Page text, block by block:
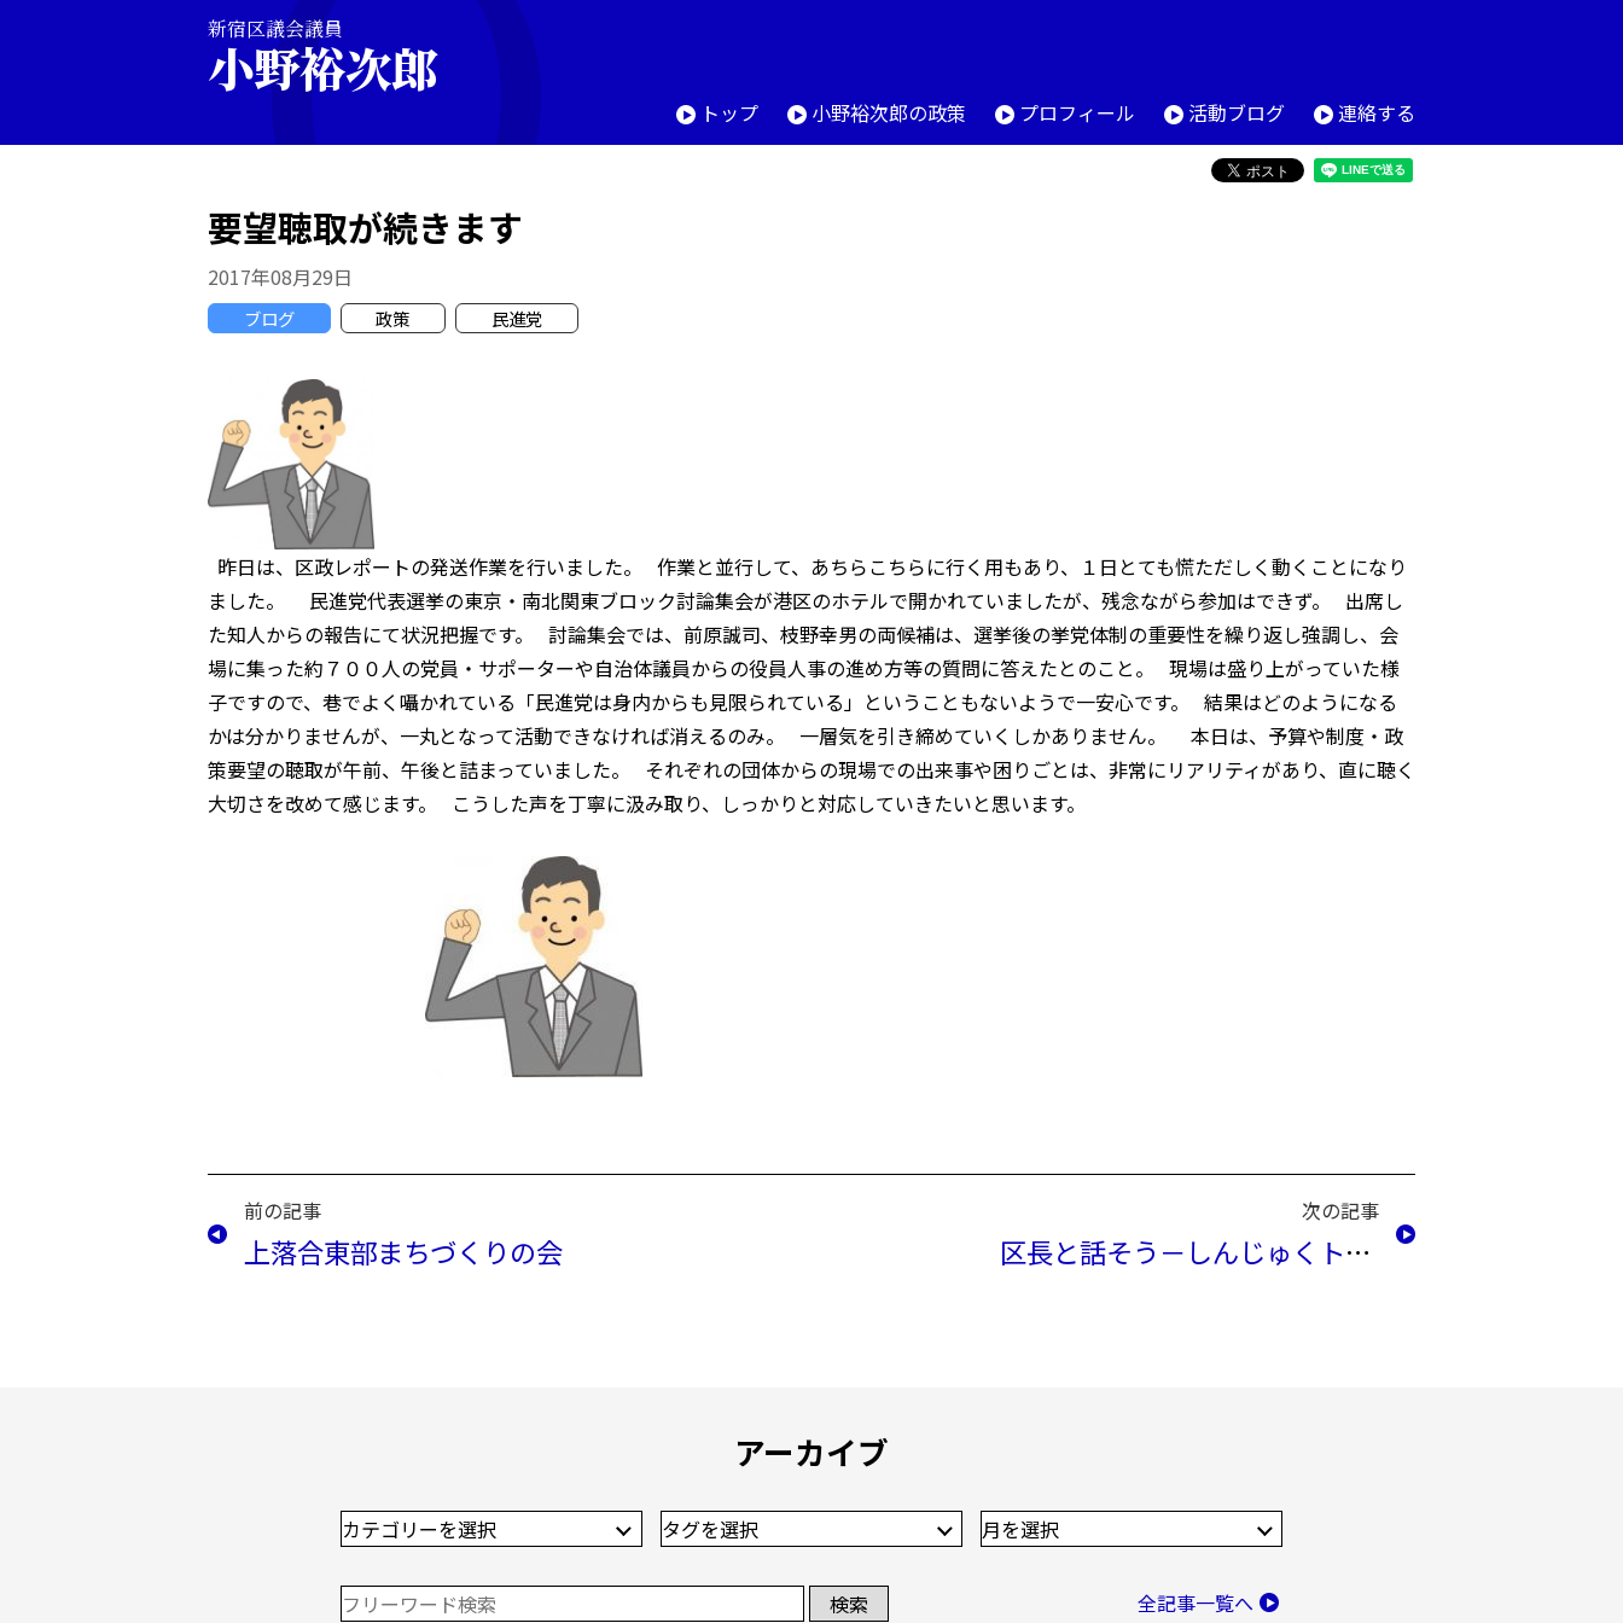
新宿区議会議員
小野裕次郎
トップ 小野裕次郎の政策 プロフィール 活動ブログ 連絡する
要望聴取が続きます
2017年08月29日
ブログ 政策 民進党
昨日は、区政レポートの発送作業を行いました。 作業と並行して、あちらこちらに行く用もあり、１日とても慌ただしく動くことになり
ました。 民進党代表選挙の東京・南北関東ブロック討論集会が港区のホテルで開かれていましたが、残念ながら参加はできず。 出席し
た知人からの報告にて状況把握です。 討論集会では、前原誠司、枝野幸男の両候補は、選挙後の挙党体制の重要性を繰り返し強調し、会
場に集った約７００人の党員・サポーターや自治体議員からの役員人事の進め方等の質問に答えたとのこと。 現場は盛り上がっていた様
子ですので、巷でよく囁かれている「民進党は身内からも見限られている」ということもないようで一安心です。 結果はどのようになる
かは分かりませんが、一丸となって活動できなければ消えるのみ。 一層気を引き締めていくしかありません。 本日は、予算や制度・政
策要望の聴取が午前、午後と詰まっていました。 それぞれの団体からの現場での出来事や困りごとは、非常にリアリティがあり、直に聴く
大切さを改めて感じます。 こうした声を丁寧に汲み取り、しっかりと対応していきたいと思います。
前の記事
上落合東部まちづくりの会
次の記事
区長と話そう－しんじゅくトーク－
アーカイブ
全記事一覧へ